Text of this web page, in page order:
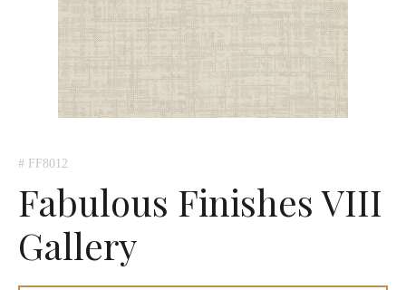
# FF8012
Fabulous Finishes VIII
Gallery